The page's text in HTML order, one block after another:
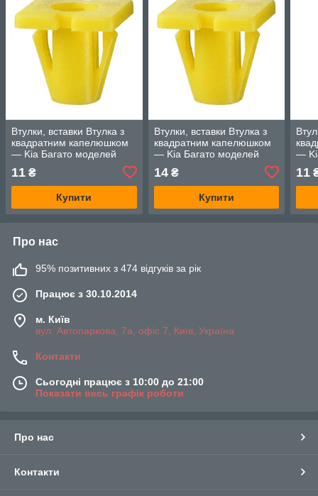
Втулки, вставки Втулка з
квадратним капелюшком
— Kia Багато моделей
11 ₴
Купити
Втулки, вставки Втулка з
квадратним капелюшком
— Kia Багато моделей
14₴
Купити
—
11
Про нас
95% позитивних з 474 відгуків за рік
Працює з 30.10.2014
м. Київ
вул. Автопаркова, 7а, офіс 7, Київ, Україна
Контакти
Сьогодні працює з 10:00 до 21:00
Показати весь графік роботи
Про нас
Контакти